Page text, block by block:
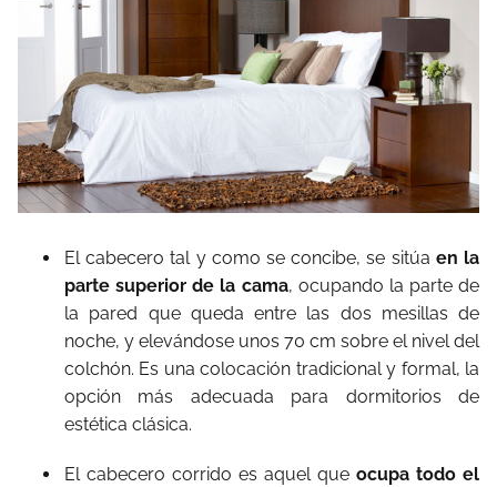
El cabecero tal y como se concibe, se sitúa en la
parte superior de la cama, ocupando la parte de
la pared que queda entre las dos mesillas de
noche, y elevándose unos 70 cm sobre el nivel del
colchón. Es una colocación tradicional y formal, la
opción más adecuada para dormitorios de
estética clásica.
El cabecero corrido es aquel que ocupa todo el